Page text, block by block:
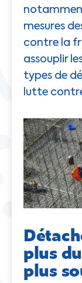
mesures
contre la
assouplir
types de
lutte
plus
plus